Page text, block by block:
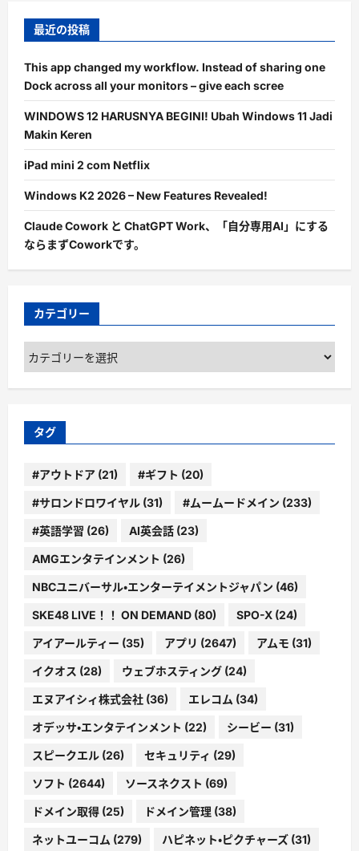
最近の投稿
This app changed my workflow. Instead of sharing one
Dock across all your monitors – give each scree
WINDOWS 12 HARUSNYA BEGINI! Ubah Windows 11 Jadi
Makin Keren
iPad mini 2 com Netflix
Windows K2 2026 – New Features Revealed!
Claude Cowork と ChatGPT Work、「自分専用AI」にする
ならまずCoworkです。
カテゴリー
カ
テ
ゴ
ー
タグ
#アウトドア (21) #ギフト (20)
#サロンドロワイヤル (31) #ムームードメイン (233)
#英語学習 (26) AI英会話 (23)
AMGエンタテインメント (26)
NBCユニバーサル・エンターテイメントジャパン (46)
SKE48 LIVE！！ ON DEMAND (80) SPO-X (24)
アイアールティー (35) アプリ (2647) アムモ (31)
イクオス (28) ウェブホスティング (24)
エヌアイシィ株式会社 (36) エレコム (34)
オデッサ・エンタテインメント (22) シービー (31)
スピークエル (26) セキュリティ (29)
ソフト (2644) ソースネクスト (69)
ドメイン取得 (25) ドメイン管理 (38)
ネットユーコム (279) ハピネット・ピクチャーズ (31)